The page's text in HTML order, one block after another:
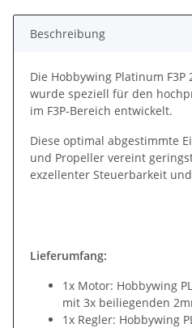
Beschreibung
Die Hobbywing Platinum F3P
wurde speziell für den
im F3P-Bereich entwickelt.
Diese optimal abgestimmte
und Propeller vereint
exzellenter Steuerbarkeit
Lieferumfang:
1x Motor: Hobbywing
mit 3x beiliegenden
1x Regler: Hobbywing